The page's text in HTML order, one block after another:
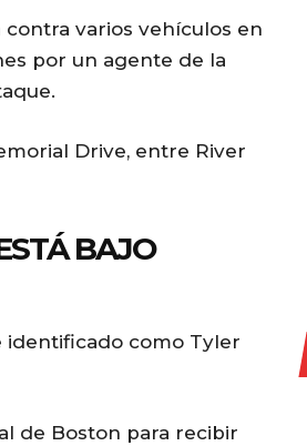
varios vehículos en
por un agente de la
Drive, entre River
BAJO
identificado como Tyler
de Boston para recibir